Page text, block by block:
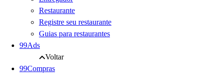
Restaurante
Registre seu restaurante
Guias para restaurantes
99Ads
Voltar
99Compras